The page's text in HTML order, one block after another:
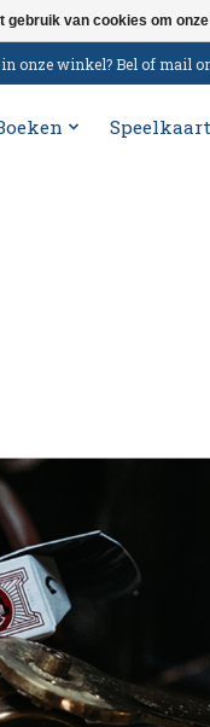
onze winkel? Bel of mail
gebruik van cookies om